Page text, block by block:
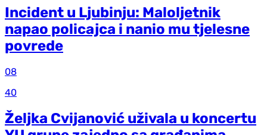
Incident u Ljubinju: Maloljetnik
napao policajca i nanio mu tjelesne
povrede
08
40
Željka Cvijanović uživala u koncertu